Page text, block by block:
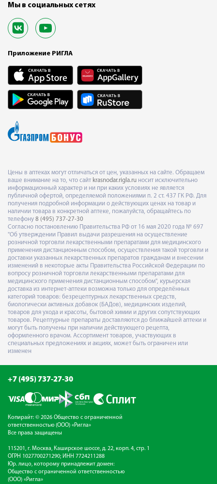
Мы в социальных сетях
Приложение РИГЛА
Цены в аптеках могут отличаться от цен, указанных на сайте. Обращаем
ваше внимание на то, что сайт krasnodar.rigla.ru носит исключительно
информационный характер и ни при каких условиях не является
публичной офертой, определяемой положениями п. 2 ст. 437 ГК РФ. Для
получения подробной информации о действующих ценах на товар и
наличии товара в конкретной аптеке, пожалуйста, обращайтесь по
телефону 8 (495) 737-27-30
Согласно постановлению Правительства РФ от 16 мая 2020 года № 697
"Об утверждении Правил выдачи разрешения на осуществление
розничной торговли лекарственными препаратами для медицинского
применения дистанционным способом, осуществления такой торговли и
доставки указанных лекарственных препаратов гражданам и внесении
изменений в некоторые акты Правительства Российской Федерации по
вопросу розничной торговли лекарственными препаратами для
медицинского применения дистанционным способом", курьерская
доставка из интернет-аптеки возможна только для определённых
категорий товаров: безрецептурных лекарственных средств,
биологически активных добавок (БАДов), медицинских изделий,
товаров для ухода и красоты, бытовой химии и других сопутствующих
товаров. Рецептурные препараты доставляются до ближайшей аптеки и
могут быть получены при наличии действующего рецепта,
оформленного врачом. Ассортимент товаров, участвующих в
специальных предложениях и акциях, может быть ограничен или
изменен
+7 (495) 737-27-30
Копирайт: © 2026 Общество с ограниченной
ответственностью (ООО) «Ригла»
Все права защищены
115201, г. Москва, Каширское шоссе, д. 22, корп. 4, стр. 1
ОГРН 1027700271290; ИНН 7724211288
Юр. лицо, которому принадлежит домен:
Общество с ограниченной ответственностью
(ООО) «Ригла»